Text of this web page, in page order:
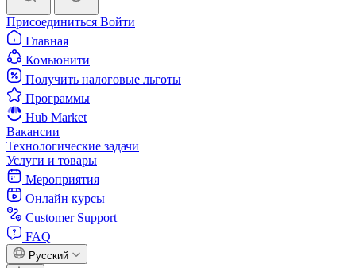
Присоединиться Войти
Главная
Комьюнити
Получить налоговые льготы
Программы
Hub Market
Вакансии
Технологические задачи
Услуги и товары
Мероприятия
Онлайн курсы
Customer Support
FAQ
Русский